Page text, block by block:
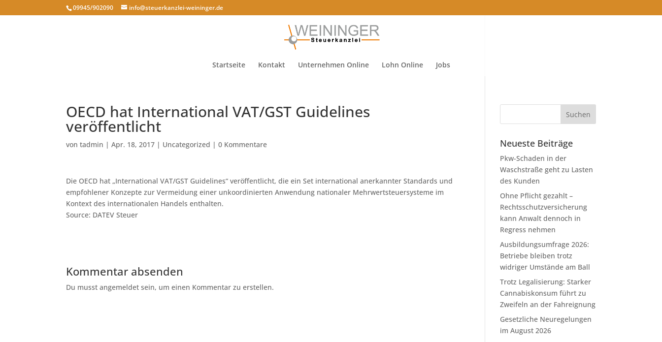
09945/902090 info@steuerkanzlei-weininger.de
Startseite Kontakt Unternehmen Online Lohn Online Jobs
OECD hat International VAT/GST Guidelines
veröffentlicht
vontadmin |Apr. 18, 2017 | Uncategorized |0 Kommentare
Die OECD hat „International VAT/GST Guidelines“ veröffentlicht, die ein Set international anerkannter Standards und
empfohlener Konzepte zur Vermeidung einer unkoordinierten Anwendung nationaler Mehrwertsteuersysteme im
Kontext des internationalen Handels enthalten.
Source: DATEV Steuer
Kommentar absenden
Du musst angemeldet sein, um einen Kommentar zu erstellen.
Neueste Beiträge
Pkw-Schaden in der
Waschstraße geht zu Lasten
des Kunden
Ohne Pflicht gezahlt –
Rechtsschutzversicherung
kann Anwalt dennoch in
Regress nehmen
Ausbildungsumfrage 2026:
Betriebe bleiben trotz
widriger Umstände am Ball
Trotz Legalisierung: Starker
Cannabiskonsum führt zu
Zweifeln an der Fahreignung
Gesetzliche Neuregelungen
im August 2026